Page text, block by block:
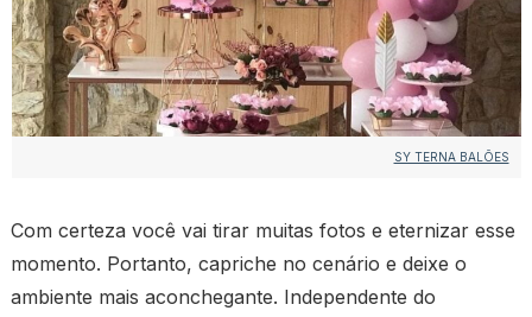
SY TERNA BALÕES
Com certeza você vai tirar muitas fotos e eternizar esse
momento. Portanto, capriche no cenário e deixe o
ambiente mais aconchegante. Independente do